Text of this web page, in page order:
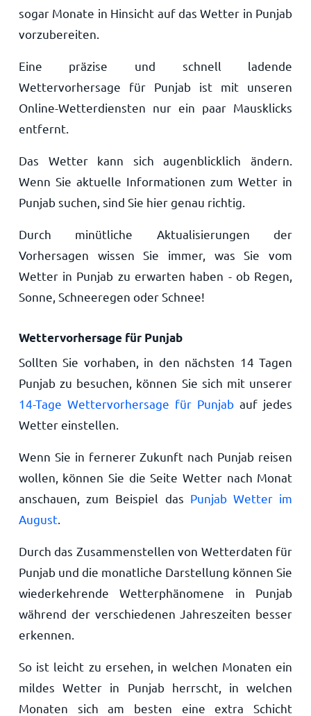
sogar Monate in Hinsicht auf das Wetter in Punjab
vorzubereiten.
Eine präzise und schnell ladende
Wettervorhersage für Punjab ist mit unseren
Online-Wetterdiensten nur ein paar Mausklicks
entfernt.
Das Wetter kann sich augenblicklich ändern.
Wenn Sie aktuelle Informationen zum Wetter in
Punjab suchen, sind Sie hier genau richtig.
Durch minütliche Aktualisierungen der
Vorhersagen wissen Sie immer, was Sie vom
Wetter in Punjab zu erwarten haben - ob Regen,
Sonne, Schneeregen oder Schnee!
Wettervorhersage für Punjab
Sollten Sie vorhaben, in den nächsten 14 Tagen
Punjab zu besuchen, können Sie sich mit unserer
14-Tage Wettervorhersage für Punjab auf jedes
Wetter einstellen.
Wenn Sie in fernerer Zukunft nach Punjab reisen
wollen, können Sie die Seite Wetter nach Monat
anschauen, zum Beispiel das Punjab Wetter im
August.
Durch das Zusammenstellen von Wetterdaten für
Punjab und die monatliche Darstellung können Sie
wiederkehrende Wetterphänomene in Punjab
während der verschiedenen Jahreszeiten besser
erkennen.
So ist leicht zu ersehen, in welchen Monaten ein
mildes Wetter in Punjab herrscht, in welchen
Monaten sich am besten eine extra Schicht